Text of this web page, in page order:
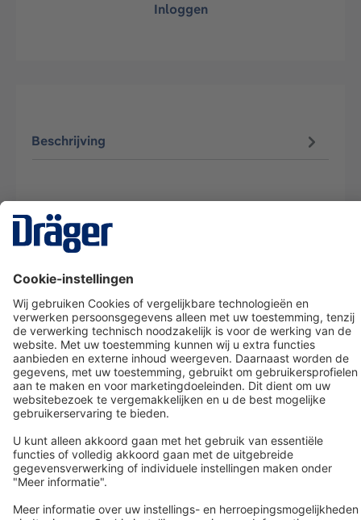
Inloggen
Beschrijving
Dräger klantenservice
Over Dräger
Bestellen in onze webshop
Community